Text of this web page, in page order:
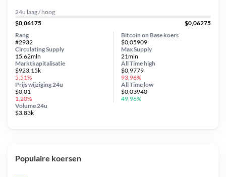
24u laag / hoog
$0,06175
$0,06275
Bitcoin on Base koers
$0,05909
Circulating Supply
15.62mln
Prijs wijziging 24u
$0,01
1,20%
Max Supply
21mln
Marktkapitalisatie
$923.15k
5,51%
Volume 24u
$3.83k
Rang
#2932
All Timehigh
$0,9779
93,96%
All Time low
$0,03940
49,96%
Populaire koersen